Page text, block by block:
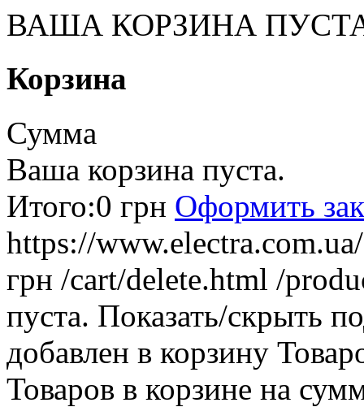
ВАША КОРЗИНА
Корзина
Сумма
Ваша корзина пуста.
Итого:0 грн Оформить
https://
грн /cart/delete.html /
пуста. Показать/скрыть
добавлен в корзину
Товаров в корзине на